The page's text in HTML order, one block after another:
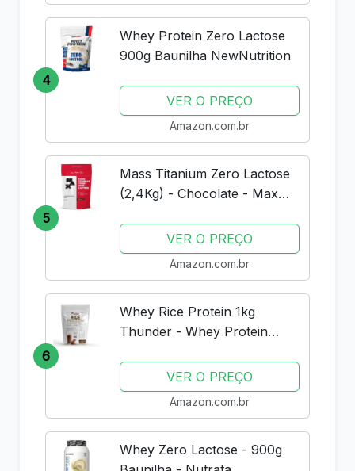
4
Whey Protein Zero Lactose
900g Baunilha NewNutrition
VER O PREÇO
Amazon.com.br
5
Mass Titanium Zero Lactose
(2,4Kg) - Chocolate - Max
VER O PREÇO
Amazon.com.br
6
Whey Rice Protein 1kg
Thunder - Whey Protein
Proteína do Arroz -
Chocolate
VER O PREÇO
Amazon.com.br
Whey Zero Lactose - 900g